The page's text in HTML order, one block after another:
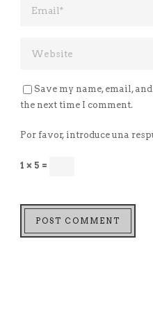
Save my name, email,
the next time I comment.
Por favor, introduce una
1 × 5 =